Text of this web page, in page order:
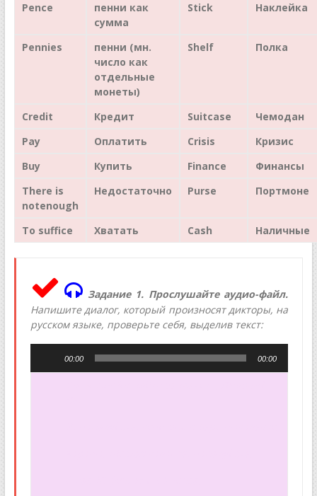
Pence
пенни как
сумма
Stick Наклейка
Pennies
пенни (мн.
число как
отдельные
монеты)
Shelf Полка
Credit Кредит Suitcase
Чемодан
Pay
Оплатить Crisis
Кризис
Buy
Купить Finance
Финансы
There is
notenough
Недостаточно Purse Портмоне
To suffice Хватать Cash Наличные
Задание 1. Прослушайте аудио-файл.
Напишите диалог, который произносят дикторы, на
русском языке, проверьте себя, выделив текст:
00:00 00:00